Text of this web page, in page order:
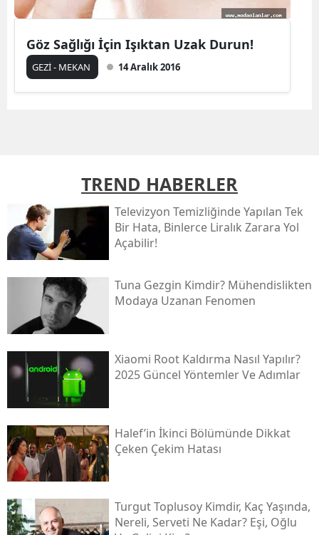
Göz Sağlığı İçin Işıktan Uzak Durun!
GEZİ - MEKAN 14 Aralık 2016
TREND HABERLER
Televizyon Temizliğinde Yapılan Tek
Bir Hata, Binlerce Liralık Zarara Yol
Açabilir!
Tuna Gezgin Kimdir? Mühendislikten
Modaya Uzanan Fenomen
Xiaomi Root Kaldırma Nasıl Yapılır?
2025 Güncel Yöntemler Ve Adımlar
Halef’in İkinci Bölümünde Dikkat
Çeken Çekim Hatası
Turgut Toplusoy Kimdir, Kaç Yaşında,
Nereli, Serveti Ne Kadar? Eşi, Oğlu